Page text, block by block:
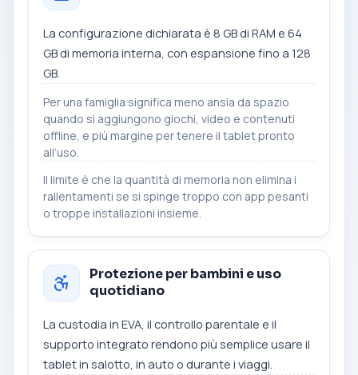
La configurazione dichiarata è 8 GB di RAM e 64
GB di memoria interna, con espansione fino a 128
GB.
Per una famiglia significa meno ansia da spazio
quando si aggiungono giochi, video e contenuti
offline, e più margine per tenere il tablet pronto
all’uso.
Il limite è che la quantità di memoria non elimina i
rallentamenti se si spinge troppo con app pesanti
o troppe installazioni insieme.
Protezione per bambini e uso
quotidiano
La custodia in EVA, il controllo parentale e il
supporto integrato rendono più semplice usare il
tablet in salotto, in auto o durante i viaggi.